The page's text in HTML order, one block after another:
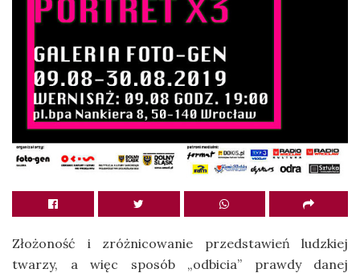
Złożoność i zróżnicowanie przedstawień ludzkiej
twarzy, a więc sposób „odbicia” prawdy danej